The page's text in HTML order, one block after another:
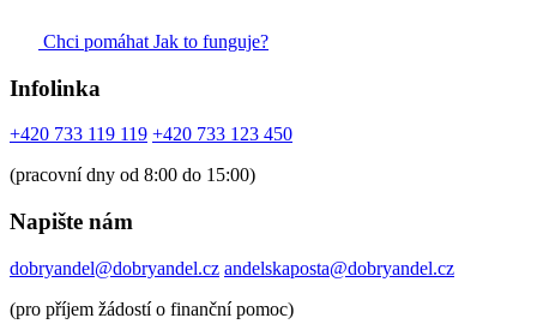
Chci pomáhat Jak to funguje?
Infolinka
+420 733 119 119 +420 733 123 450
(pracovní dny od 8:00 do 15:00)
Napište nám
dobryandel@dobryandel.cz andelskaposta@dobryandel.cz
(pro příjem žádostí o finanční pomoc)